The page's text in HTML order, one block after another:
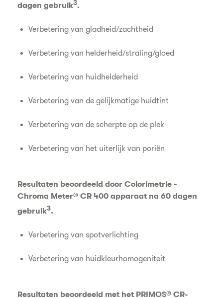
dagen gebruik3.
Verbetering van gladheid/zachtheid
Verbetering van helderheid/straling/gloed
Verbetering van huidhelderheid
Verbetering van de gelijkmatige huidtint
Verbetering van de scherpte op de plek
Verbetering van het uiterlijk van poriën
Resultaten beoordeeld door Colorimetrie -
Chroma Meter® CR 400 apparaat na 60 dagen
gebruik3.
Verbetering van spotverlichting
Verbetering van huidkleurhomogeniteit
Resultaten beoordeeld met het PRIMOS® CR-